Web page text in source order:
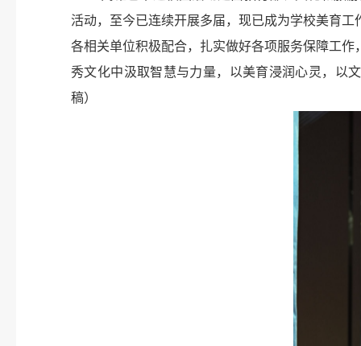
活动，至今已连续开展多届，现已成为学校美育
各相关单位积极配合，扎实做好各项服务保障工
秀文化中汲取智慧与力量，以美育浸润心灵，以
稿）